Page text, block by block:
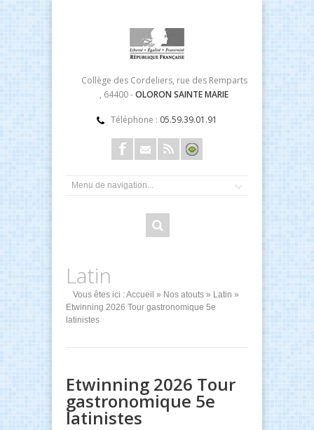
Collège des Cordeliers, rue des Remparts
, 64400 -OLORON SAINTE MARIE
Téléphone : 05.59.39.01.91
Latin
Vous êtes ici :Accueil » Nos atouts » Latin »
Etwinning 2026 Tour gastronomique 5e
latinistes
Etwinning 2026 Tour
gastronomique 5e
latinistes